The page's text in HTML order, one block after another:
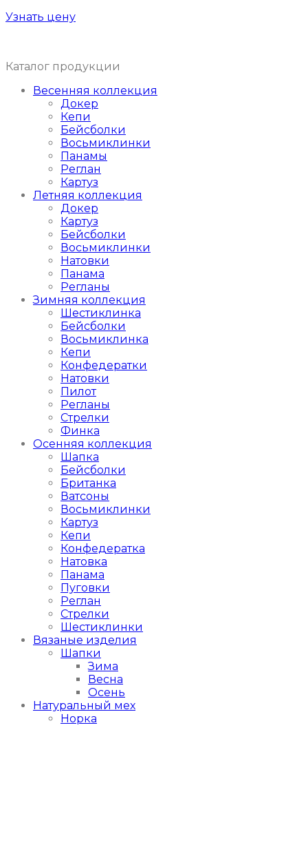
Узнать цену
Каталог продукции
Весенняя коллекция
Докер
Кепи
Бейсболки
Восьмиклинки
Панамы
Реглан
Картуз
Летняя коллекция
Докер
Картуз
Бейсболки
Восьмиклинки
Натовки
Панама
Регланы
Зимняя коллекция
Шестиклинка
Бейсболки
Восьмиклинка
Кепи
Конфедератки
Натовки
Пилот
Регланы
Стрелки
Финка
Осенняя коллекция
Шапка
Бейсболки
Британка
Ватсоны
Восьмиклинки
Картуз
Кепи
Конфедератка
Натовка
Панама
Пуговки
Реглан
Стрелки
Шестиклинки
Вязаные изделия
Шапки
Зима
Весна
Осень
Натуральный мех
Норка